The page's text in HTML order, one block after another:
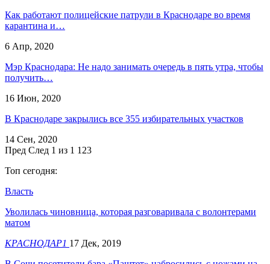
Как работают полицейские патрули в Краснодаре во время
карантина и…
6 Апр, 2020
Мэр Краснодара: Не надо занимать очередь в пять утра, чтобы
получить…
16 Июн, 2020
В Краснодаре закрылись все 355 избирательных участков
14 Сен, 2020
Пред След 1 из 1 123
Топ сегодня:
Власть
Уволилась чиновница, которая разговаривала с волонтерами
матом
КРАСНОДАР1 17 Дек, 2019